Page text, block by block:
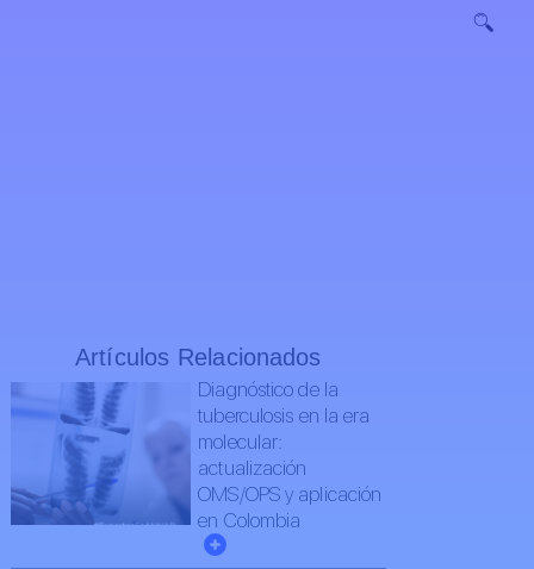
Artículos Relacionados
Diagnóstico de la
tuberculosis en la era
molecular:
actualización
OMS/OPS y aplicación
en Colombia